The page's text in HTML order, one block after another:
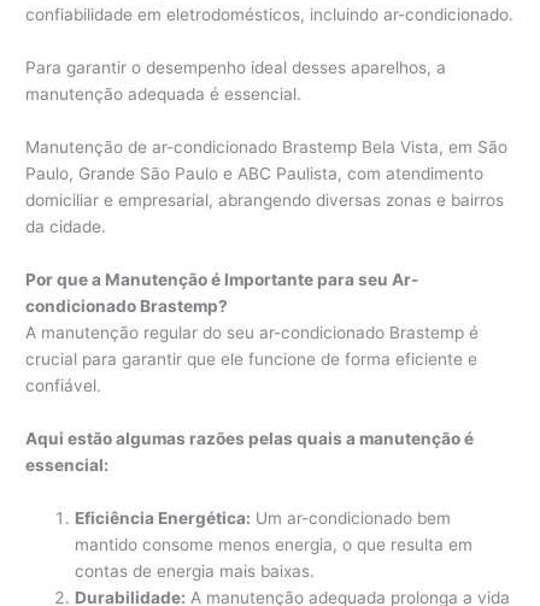
confiabilidade em eletrodomésticos, incluindo ar-condicionado.
Para garantir o desempenho ideal desses aparelhos, a
manutenção adequada é essencial.
Manutenção de ar-condicionado Brastemp Bela Vista, em São
Paulo, Grande São Paulo e ABC Paulista, com atendimento
domiciliar e empresarial, abrangendo diversas zonas e bairros
da cidade.
Por que a Manutenção é Importante para seu Ar-
condicionado Brastemp?
A manutenção regular do seu ar-condicionado Brastemp é
crucial para garantir que ele funcione de forma eficiente e
confiável.
Aqui estão algumas razões pelas quais a manutenção é
essencial:
Eficiência Energética: Um ar-condicionado bem
mantido consome menos energia, o que resulta em
contas de energia mais baixas.
Durabilidade: A manutenção adequada prolonga a vida